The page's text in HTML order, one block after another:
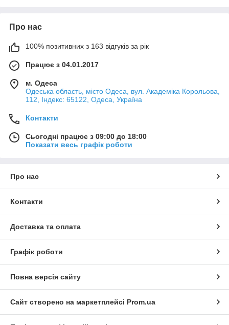
Про нас
100% позитивних з 163 відгуків за рік
Працює з 04.01.2017
м. Одеса
Одеська область, місто Одеса, вул. Академіка Корольова,
112, Індекс: 65122, Одеса, Україна
Контакти
Сьогодні працює з 09:00 до 18:00
Показати весь графік роботи
Про нас
Контакти
Доставка та оплата
Графік роботи
Повна версія сайту
Сайт створено на маркетплейсі Prom.ua